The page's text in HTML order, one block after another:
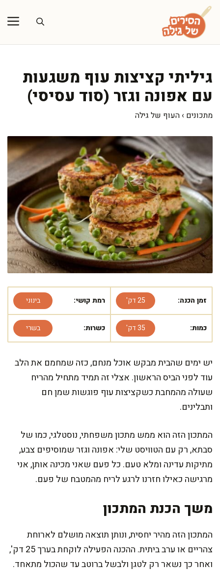
לדלג
לתוכן
גיליתי קציצות עוף משגעות
עם אפונה וגזר (סוד עסיסי)
מתכונים › העוף של גילה
זמן הכנה: 25 דק' רמת קושי: בינוני
כמות: 35 דק' כשרות: בשרי
יש ימים שהבית מבקש אוכל מנחם, כזה שמחמם את הלב
עוד לפני הביס הראשון. אצלי זה תמיד מתחיל מהריח
שעולה מהמחבת כשקציצות עוף פוגשות שמן חם
ותבלינים.
המתכון הזה הוא ממש מתכון משפחתי, נוסטלגי, כמו של
סבתא, רק עם הטוויסט שלי: אפונה וגזר שמוסיפים צבע,
מתיקות עדינה ומלא טעם. כל פעם שאני מכינה אותן, אני
מרגישה כאילו חזרנו לרגע לריח מהמטבח של פעם.
משך הכנת המתכון
המתכון הזה מהיר יחסית, ונותן תוצאה מושלם לארוחת
צהריים או ערב ביתית. ההכנה הפעילה לוקחת בערך 25 דק',
ואחר כך נשאר רק לטגן ולבשל ברוטב עד שהכול מתאחד.